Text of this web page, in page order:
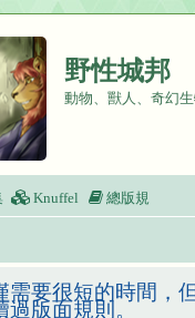
野性城邦
動物、獸人、奇幻
Knuffel 總版規
要很短的時間，
過版面規則。